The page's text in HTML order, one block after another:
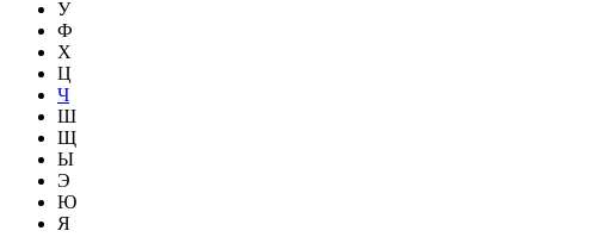
У
Ф
Х
Ц
Ч
Ш
Щ
Ы
Э
Ю
Я